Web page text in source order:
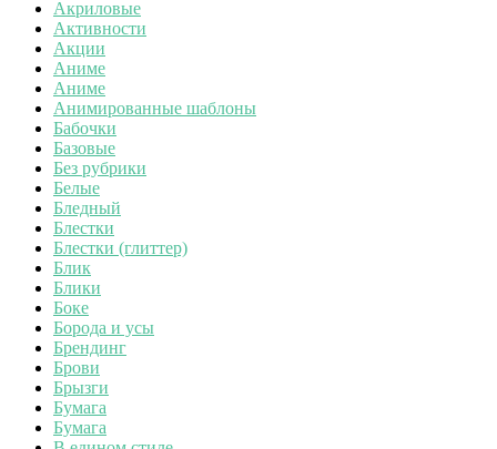
Акриловые
Активности
Акции
Аниме
Аниме
Анимированные шаблоны
Бабочки
Базовые
Без рубрики
Белые
Бледный
Блестки
Блестки (глиттер)
Блик
Блики
Боке
Борода и усы
Брендинг
Брови
Брызги
Бумага
Бумага